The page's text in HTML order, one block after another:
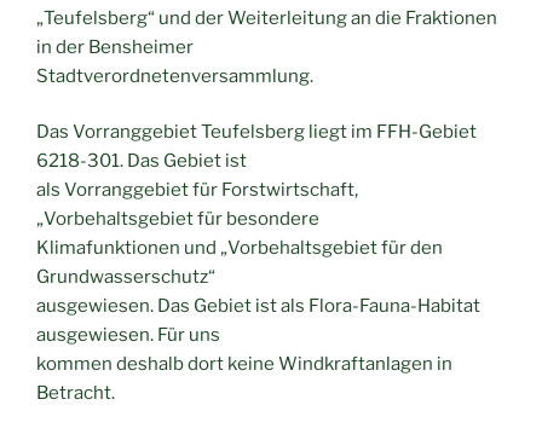
„Teufelsberg“ und der Weiterleitung an die Fraktionen
in der Bensheimer
Stadtverordnetenversammlung.
Das Vorranggebiet Teufelsberg liegt im FFH-Gebiet
6218-301. Das Gebiet ist
als Vorranggebiet für Forstwirtschaft,
„Vorbehaltsgebiet für besondere
Klimafunktionen und „Vorbehaltsgebiet für den
Grundwasserschutz“
ausgewiesen. Das Gebiet ist als Flora-Fauna-Habitat
ausgewiesen. Für uns
kommen deshalb dort keine Windkraftanlagen in
Betracht.